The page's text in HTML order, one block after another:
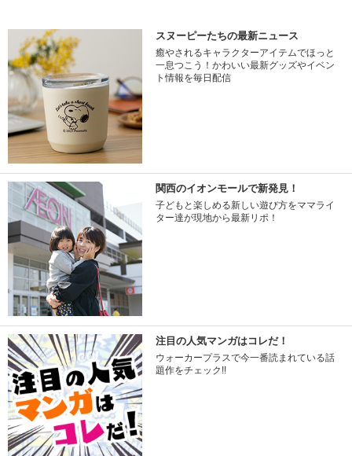
スヌーピーたちの最新ニュース
癒やされるキャラクターアイテムでほっと
一息つこう！かわいい最新グッズやイベン
ト情報を毎日配信
関西のイオンモールで新発見！
子どもと楽しめる新しい遊び方をママライ
ター達が現地から最新リポ！
注目の人気マンガはコレだ！
ウォーカープラスで今一番読まれている話
題作をチェック!!